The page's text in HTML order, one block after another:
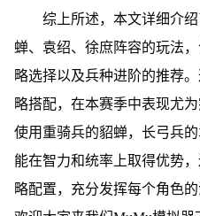
综上所述，本文详细介
蝉、袁绍、徐庶阵容的玩法
略选择以及兵种进阶的推荐
略搭配，在本赛季中表现尤
使用重骑兵的貂蝉，长弓兵
能在智力和统率上取得优势
略配置，充分发挥每个角色